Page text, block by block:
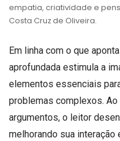
empatia, criatividade e
Costa Cruz de Oliveira.
Em linha com o que
aprofundada estimula a
elementos essenciais
problemas complexos.
argumentos, o leitor
melhorando sua interação